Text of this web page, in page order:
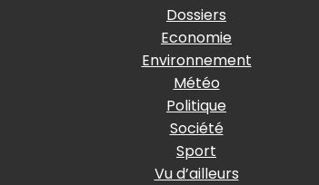
Dossiers
Economie
Environnement
Météo
Politique
Société
Sport
Vu d’ailleurs